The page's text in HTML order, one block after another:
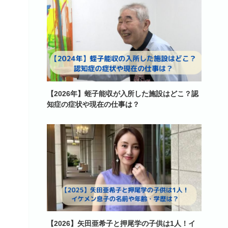
【2026年】蛭子能収が入所した施設はどこ？認
知症の症状や現在の仕事は？
【2026】矢田亜希子と押尾学の子供は1人！イ